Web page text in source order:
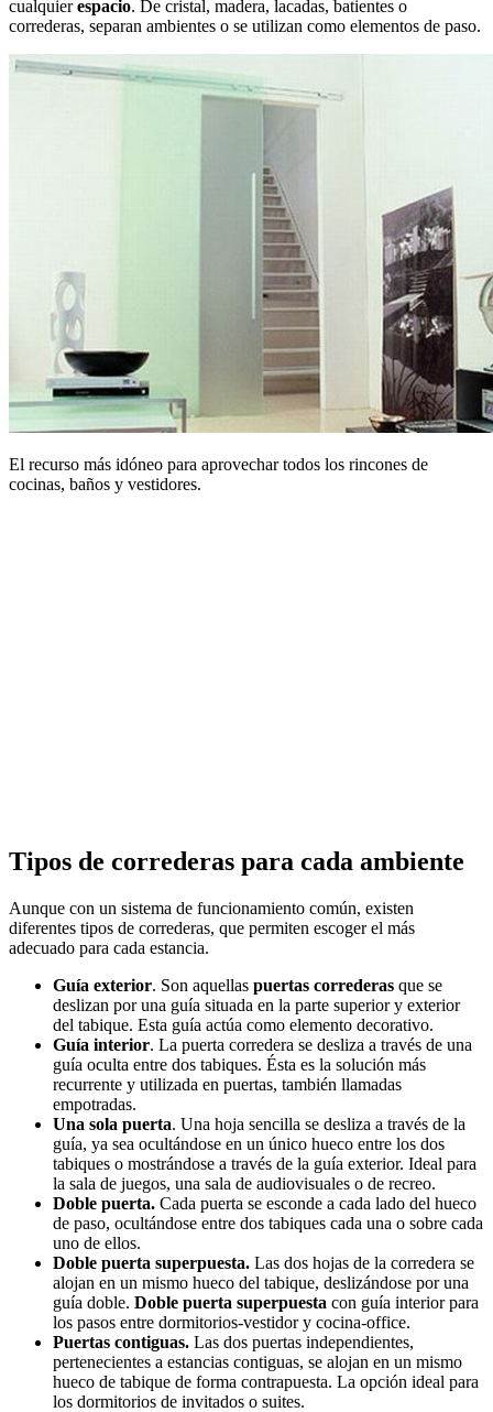
cualquierespacio. De cristal, madera, lacadas, batientes o
correderas, separan ambientes o se utilizan como elementos de paso.
El recurso más idóneo para aprovechar todos los rincones de
cocinas, baños y vestidores.
Tipos de correderas para cada ambiente
Aunque con un sistema de funcionamiento común, existen
diferentes tipos de correderas, que permiten escoger el más
adecuado para cada estancia.
Guía exterior. Son aquellas puertas correderas que se
deslizan por una guía situada en la parte superior y exterior
del tabique. Esta guía actúa como elemento decorativo.
Guía interior. La puerta corredera se desliza a través de una
guía oculta entre dos tabiques. Ésta es la solución más
recurrente y utilizada en puertas, también llamadas
empotradas.
Una sola puerta. Una hoja sencilla se desliza a través de la
guía, ya sea ocultándose en un único hueco entre los dos
tabiques o mostrándose a través de la guía exterior. Ideal para
la sala de juegos, una sala de audiovisuales o de recreo.
Doble puerta. Cada puerta se esconde a cada lado del hueco
de paso, ocultándose entre dos tabiques cada una o sobre cada
uno de ellos.
Doble puerta superpuesta. Las dos hojas de la corredera se
alojan en un mismo hueco del tabique, deslizándose por una
guía doble. Doble puerta superpuesta con guía interior para
los pasos entre dormitorios-vestidor y cocina-office.
Puertas contiguas. Las dos puertas independientes,
pertenecientes a estancias contiguas, se alojan en un mismo
hueco de tabique de forma contrapuesta. La opción ideal para
los dormitorios de invitados o suites.